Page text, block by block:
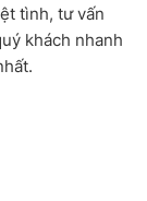
tình, tư vấn
khách nhanh